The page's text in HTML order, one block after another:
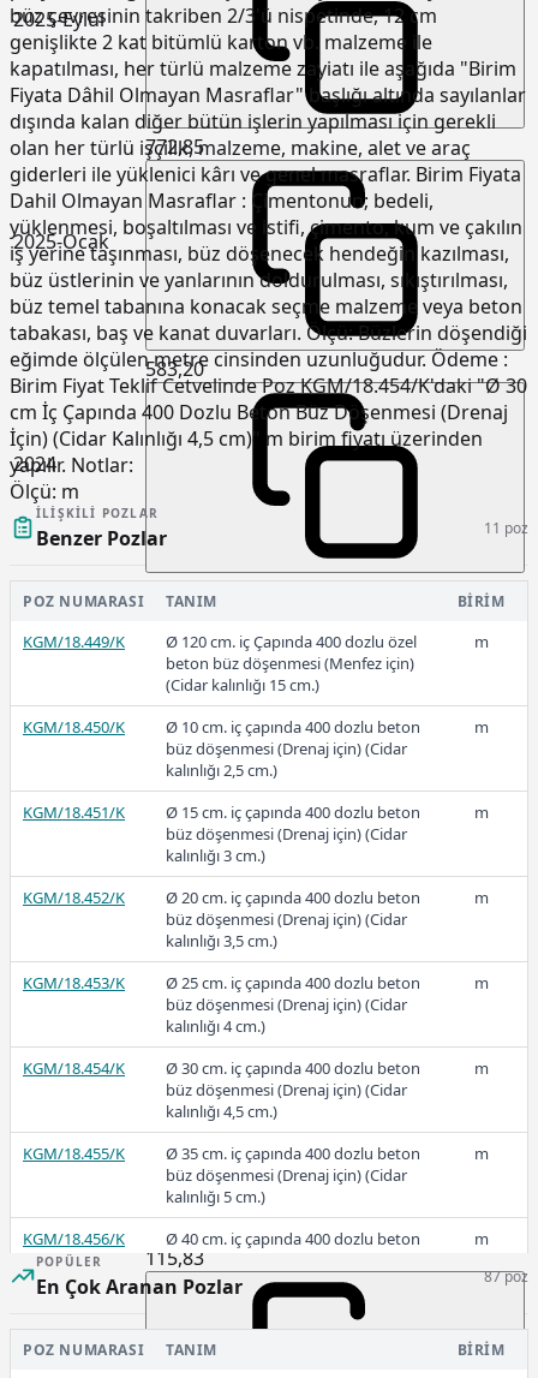
2025-Eylül
2025-Ocak
772,85
2024
583,20
353,56
2023-1
229,89
2022-3
149,86
2022-2
115,83
büz çevresinin takriben 2/3'ü nispetinde, 12 cm
genişlikte 2 kat bitümlü karton vb. malzeme ile
kapatılması, her türlü malzeme zayiatı ile aşağıda "Birim
Fiyata Dâhil Olmayan Masraflar" başlığı altında sayılanlar
dışında kalan diğer bütün işlerin yapılması için gerekli
olan her türlü işçilik, malzeme, makine, alet ve araç
giderleri ile yüklenici kârı ve genel masraflar. Birim Fiyata
Dahil Olmayan Masraflar : Çimentonun; bedeli,
yüklenmesi, boşaltılması ve istifi, çimento, kum ve çakılın
iş yerine taşınması, büz döşenecek hendeğin kazılması,
büz üstlerinin ve yanlarının doldurulması, sıkıştırılması,
büz temel tabanına konacak seçme malzeme veya beton
tabakası, baş ve kanat duvarları. Ölçü: Büzlerin döşendiği
eğimde ölçülen metre cinsinden uzunluğudur. Ödeme :
Birim Fiyat Teklif Cetvelinde Poz KGM/18.454/K'daki "Ø 30
cm İç Çapında 400 Dozlu Beton Büz Döşenmesi (Drenaj
İçin) (Cidar Kalınlığı 4,5 cm)" m birim fiyatı üzerinden
yapılır. Notlar:
Ölçü: m
İLIŞKILI POZLAR
Benzer Pozlar 11 poz
POZ NUMARASI TANIM BIRIM
KGM/18.449/K
Ø 120 cm. iç Çapında 400 dozlu özel
beton büz döşenmesi (Menfez için)
(Cidar kalınlığı 15 cm.)
m
KGM/18.450/K
Ø 10 cm. iç çapında 400 dozlu beton
büz döşenmesi (Drenaj için) (Cidar
kalınlığı 2,5 cm.)
m
KGM/18.451/K
Ø 15 cm. iç çapında 400 dozlu beton
büz döşenmesi (Drenaj için) (Cidar
kalınlığı 3 cm.)
m
KGM/18.452/K
Ø 20 cm. iç çapında 400 dozlu beton
büz döşenmesi (Drenaj için) (Cidar
kalınlığı 3,5 cm.)
m
KGM/18.453/K
Ø 25 cm. iç çapında 400 dozlu beton
büz döşenmesi (Drenaj için) (Cidar
kalınlığı 4 cm.)
m
KGM/18.454/K
Ø 30 cm. iç çapında 400 dozlu beton
büz döşenmesi (Drenaj için) (Cidar
kalınlığı 4,5 cm.)
m
KGM/18.455/K
Ø 35 cm. iç çapında 400 dozlu beton
büz döşenmesi (Drenaj için) (Cidar
kalınlığı 5 cm.)
m
KGM/18.456/K
Ø 40 cm. iç çapında 400 dozlu beton
büz döşenmesi (Drenaj için) (Cidar
kalınlığı 5,5 cm.)
m
KGM/18.457/K
Ø 50 cm. iç çapında 400 dozlu beton
büz döşenmesi (Drenaj için) (Cidar
POPÜLER
En Çok Aranan Pozlar 87 poz
POZ NUMARASI TANIM BIRIM